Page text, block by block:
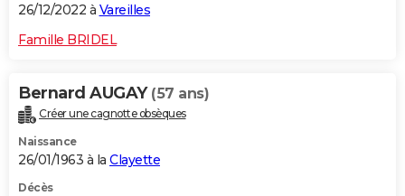
26/12/2022 à Vareilles
Famille BRIDEL
Bernard AUGAY (57 ans)
Créer une cagnotte obsèques
Naissance
26/01/1963 à la Clayette
Décès